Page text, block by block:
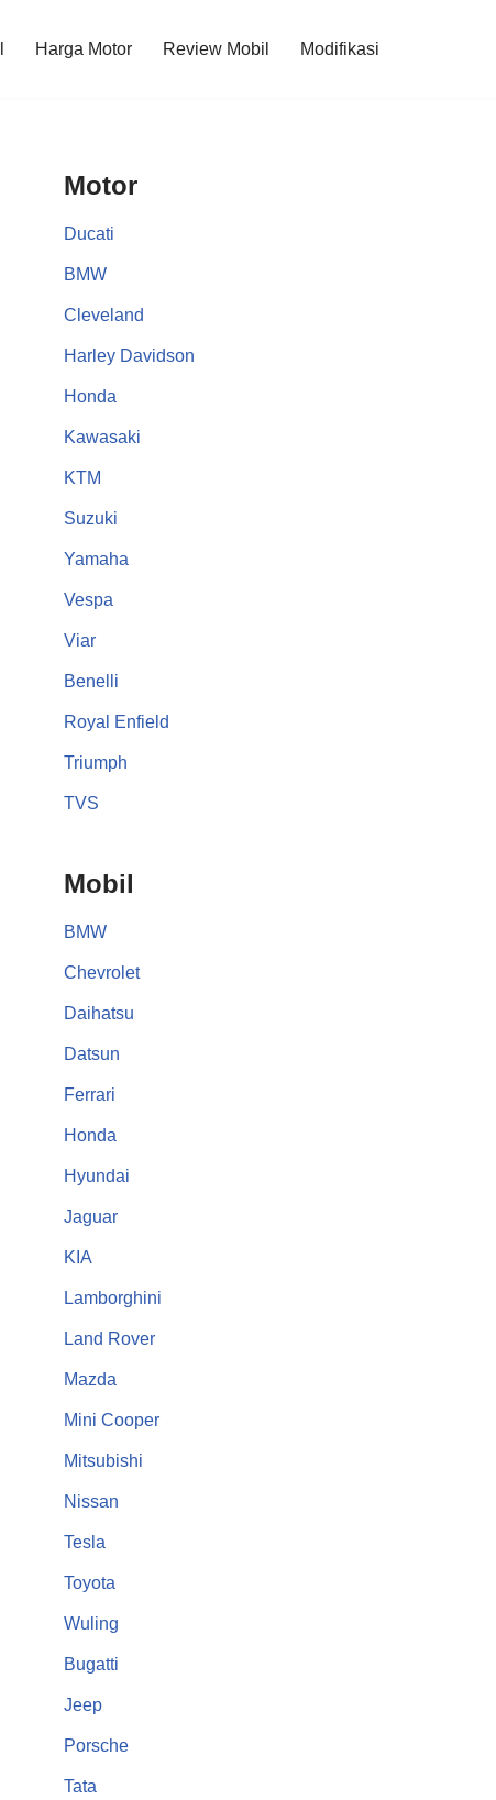
Harga Motor Review Mobil Modifikasi
Motor
Ducati
BMW
Cleveland
Harley Davidson
Honda
Kawasaki
KTM
Suzuki
Yamaha
Vespa
Viar
Benelli
Royal Enfield
Triumph
TVS
Mobil
BMW
Chevrolet
Daihatsu
Datsun
Ferrari
Honda
Hyundai
Jaguar
KIA
Lamborghini
Land Rover
Mazda
Mini Cooper
Mitsubishi
Nissan
Tesla
Toyota
Wuling
Bugatti
Jeep
Porsche
Tata